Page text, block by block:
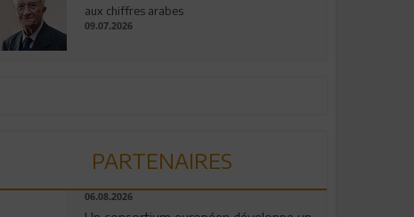
aux chiffres arabes
09.07.2026
PARTENAIRES
06.08.2026